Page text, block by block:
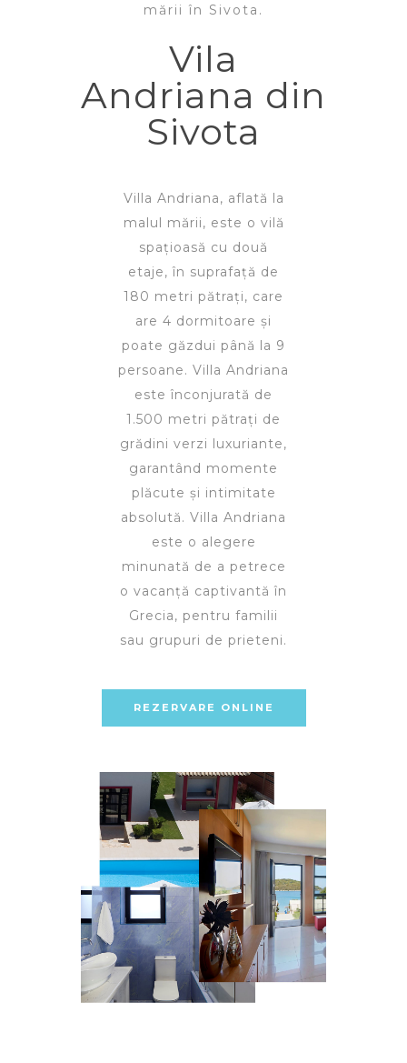
mării în Sivota.
Vila
Andriana din
Sivota
Villa Andriana, aflată la
malul mării, este o vilă
spațioasă cu două
etaje, în suprafață de
180 metri pătrați, care
are 4 dormitoare și
poate găzdui până la 9
persoane. Villa Andriana
este înconjurată de
1.500 metri pătrați de
grădini verzi luxuriante,
garantând momente
plăcute și intimitate
absolută. Villa Andriana
este o alegere
minunată de a petrece
o vacanță captivantă în
Grecia, pentru familii
sau grupuri de prieteni.
REZERVARE ONLINE